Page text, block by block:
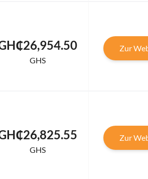
GHS
Zur
GHS
Zur